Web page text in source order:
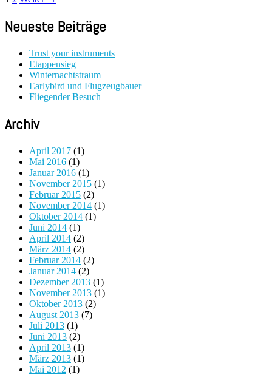
Neueste Beiträge
Trust your instruments
Etappensieg
Winternachtstraum
Earlybird und Flugzeugbauer
Fliegender Besuch
Archiv
April 2017 (1)
Mai 2016 (1)
Januar 2016 (1)
November 2015 (1)
Februar 2015 (2)
November 2014 (1)
Oktober 2014 (1)
Juni 2014 (1)
April 2014 (2)
März 2014 (2)
Februar 2014 (2)
Januar 2014 (2)
Dezember 2013 (1)
November 2013 (1)
Oktober 2013 (2)
August 2013 (7)
Juli 2013 (1)
Juni 2013 (2)
April 2013 (1)
März 2013 (1)
Mai 2012 (1)